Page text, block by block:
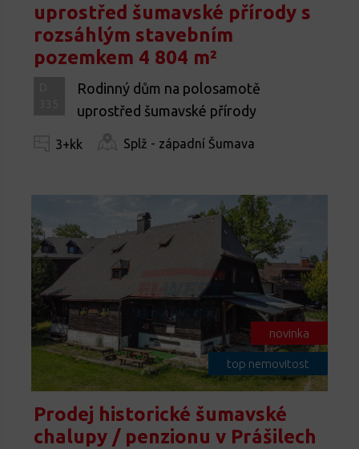
uprostřed šumavské přírody s
rozsáhlým stavebním
pozemkem 4 804 m²
Rodinný dům na polosamotě
uprostřed šumavské přírody
3+kk Splž - západní Šumava
novinka
top nemovitost
Prodej historické šumavské
chalupy / penzionu v Prášilech